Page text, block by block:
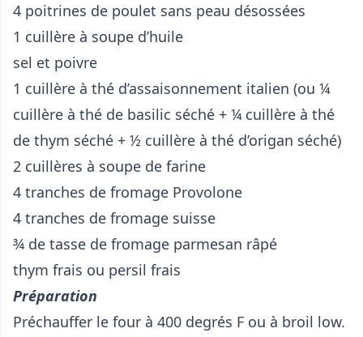
4 poitrines de poulet sans peau désossées
1 cuillère à soupe d’huile
sel et poivre
1 cuillère à thé d’assaisonnement italien (ou ¼
cuillère à thé de basilic séché + ¼ cuillère à thé
de thym séché + ½ cuillère à thé d’origan séché)
2 cuillères à soupe de farine
4 tranches de fromage Provolone
4 tranches de fromage suisse
¾ de tasse de fromage parmesan râpé
thym frais ou persil frais
Préparation
Préchauffer le four à 400 degrés F ou à broil low.